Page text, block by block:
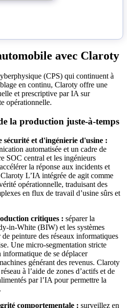
avec Claroty
(CPS) qui continuent à
en continu, Claroty offre une
et prescriptive par IA sur
opérationnelle.
la production juste-à-temps
sécurité et d'ingénierie d'usine :
automatisée et un cadre de
SOC central et les ingénieurs
la réponse aux incidents et
L’IA intégrée de agit comme
opérationnelle, traduisant des
en flux de travail d’usine sûrs et
critiques : séparer la
in-White (BIW) et les systèmes
peinture des réseaux informatiques
Une micro-segmentation stricte
de se déplacer
générant des revenus. Claroty
à l’aide de zones d’actifs et de
par l’IA pour permettre la
comportementale : surveillez en